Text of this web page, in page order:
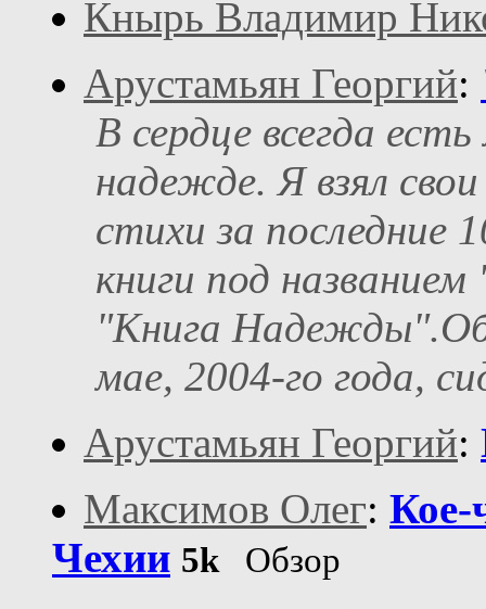
Кнырь Владимир
Арустамьян Георгий:
В сердце всегда
надежде. Я взял
стихи за последние
книги под
"Книга
мае, 2004-го года,
Арустамьян Георгий:
Максимов Олег: Кое-
Чехии 5kОбзор